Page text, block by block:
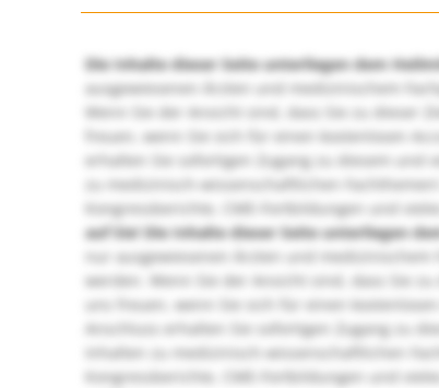
Die Inhalte dieser Seite unterliegen dem
ausgewiesenen Ärzten und medizinischem
Wenn Sie der Ansicht sind, dass Sie zu dieser
freuen, wenn Sie sich für einen kostenlosen
erhalten Sie sofortigen Zugang zu diesem und
zu medizinisch-wissenschaftlichen
Kongressberichte, CME-Fortbildungen und
auf Sie! Die Inhalte dieser Seite unterliegen
nur ausgewiesenen Ärzten und medizinischem
werden. Wenn Sie der Ansicht sind, dass Sie
uns freuen, wenn Sie sich für einen
Anschluss erhalten Sie sofortigen Zugang zu
Inhalten zu medizinisch-wissenschaftlichen
Kongressberichte, CME-Fortbildungen und